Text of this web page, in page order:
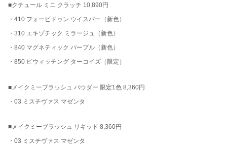
■クチュール ミニ クラッチ 10,890円
・410 フォービドゥン ウイスパー（新色）
・310 エキゾチック ミラージュ（新色）
・840 マグネティック パープル（新色）
・850 ビウィッチング ターコイズ（限定）
■メイクミーブラッシュ パウダー 限定1色 8,360円
・03 ミスチヴァス マゼンタ
■メイクミーブラッシュ リキッド 8,360円
・03 ミスチヴァス マゼンタ